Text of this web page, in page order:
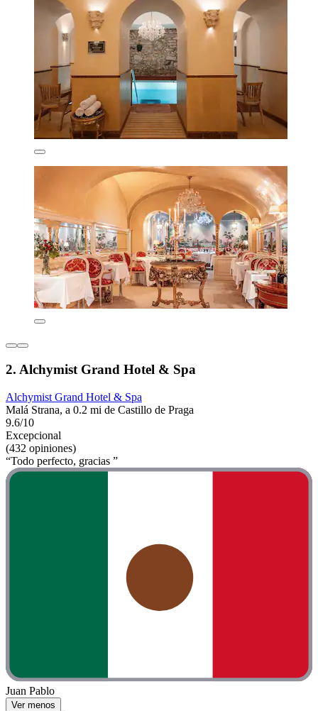
2. Alchymist Grand Hotel & Spa
Alchymist Grand Hotel & Spa
Malá Strana, a 0.2 mi de Castillo de Praga
9.6/10
Excepcional
(432 opiniones)
“Todo perfecto, gracias ”
Juan Pablo
Ver menos